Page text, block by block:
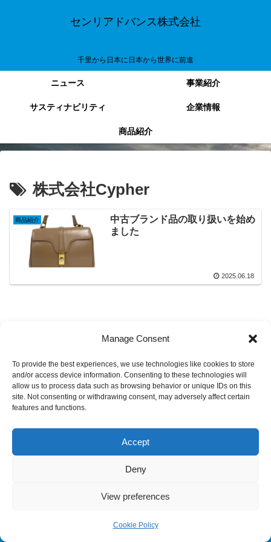
Manage Consent
To provide the best experiences, we use technologies like cookies to store
and/or access device information. Consenting to these technologies will
allow us to process data such as browsing behavior or unique IDs on this
site. Not consenting or withdrawing consent, may adversely affect certain
features and functions.
Accept
Deny
View preferences
Cookie Policy
センリアドバンス株式会社
千里から日本に日本から世界に前進
ニュース 事業紹介
サスティナビリティ 企業情報
商品紹介
株式会社Cypher
商品紹介
中古ブランド品の取り扱いを始め
ました
2025.06.18